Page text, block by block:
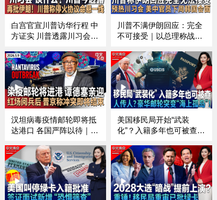
白宫官宣川普访华行程 中
方证实 川普透露川习会主
问题上出尔反尔 称停火协
议命悬一线｜涉疫邮轮上
18名美国乘客返美 1人检
测阳性｜得州边境火车惊
现6尸体《中文正点》26.
5.11
川普不满伊朗回应：完全
不可接受｜以总理称战争
官员下周韩国会面｜汉坦
病毒涉疫邮轮乘客撤离｜
英国首相斯塔默拒绝辞职
｜“侨批”题材电影走红中
国《中文正点》26.5.10
汉坦病毒疫情邮轮即将抵
达港口 各国严阵以待｜川
朗回复｜俄罗斯举行红场
阅兵 普京：我认为俄乌冲
突即将结束｜闯入丹佛机
场跑道 一人遭飞机撞击身
亡《中文正点》26.5.9
美国移民局开始“武装
化”？入籍多年也可被查；
国会控制权之争已白热
化；国债爆表 美国财政前
景进入“未知领域”？；豪
华邮轮突变“海上孤岛”！
汉坦病毒到底是什么？